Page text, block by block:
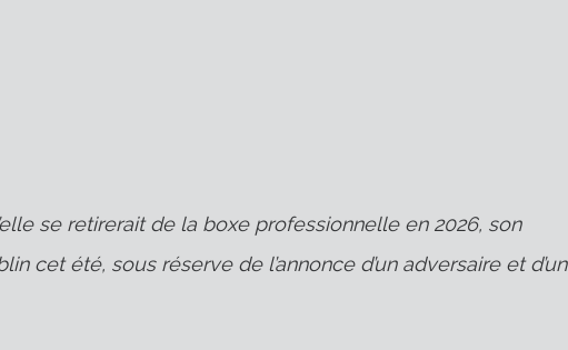
se retirerait de la boxe professionnelle en 2026, son
cet été, sous réserve de l’annonce d’un adversaire et d’un